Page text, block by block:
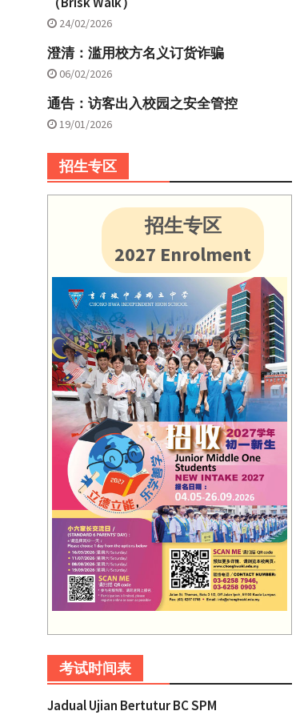
24/02/2026
澄清：滥用校方名义订货诈骗
06/02/2026
通告：访客出入校园之安全管控
19/01/2026
招生专区
招生专区
2027 Enrolment
考试时间表
Jadual Ujian Bertutur BC SPM